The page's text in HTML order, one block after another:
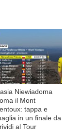
Niewiadoma
il Mont
tappa e
in un finale da
al Tour